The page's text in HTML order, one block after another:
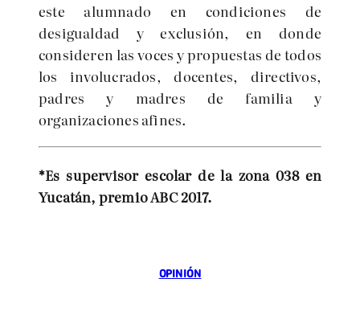
este alumnado en condiciones de
desigualdad y exclusión, en donde
consideren las voces y propuestas de todos
los involucrados, docentes, directivos,
padres y madres de familia y
organizaciones afines.
*Es supervisor escolar de la zona 038 en
Yucatán, premio ABC 2017.
OPINIÓN